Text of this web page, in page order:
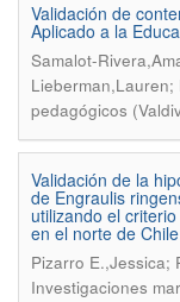
Validación de
Aplicado a la
Samalot-
pedagógicos
Validación de la
de Engraulis
utilizando el
en el norte de Chile
Pizarro E.,Jessica;
Investigaciones